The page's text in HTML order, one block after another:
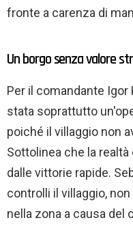
fronte a carenza di
Un borgo senza valore
Per il comandante Igor
stata soprattutto
poiché il villaggio non
Sottolinea che la
dalle vittorie rapide.
controlli il villaggio,
nella zona a causa